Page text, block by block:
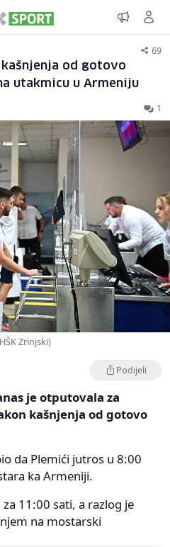
69
od gotovo
utakmicu u Armeniju
1
Zrinjski)
Podijeli
je otputovala za
kašnjenja od gotovo
da Plemići jutros u 8:00
ka Armeniji.
11:00 sati, a razlog je
na mostarski